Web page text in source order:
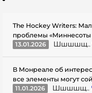
The Hockey Writers:
проблемы «Миннесоты
13.01.2026
Шшшшщ..
В Монреале об
все элементы могут
11.01.2026
Шшшшщ..